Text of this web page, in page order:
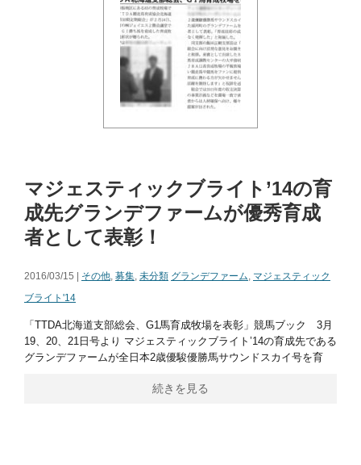
マジェスティックブライト’14の育
成先グランデファームが優秀育成
者として表彰！
2016/03/15 | その他 募集 未分類 グランデファーム マジェスティック
ブライト'14
「TTDA北海道支部総会、G1馬育成牧場を表彰」競馬ブック 3月
19、20、21日号より マジェスティックブライト’14の育成先である
グランデファームが全日本2歳優駿優勝馬サウンドスカイ号を育
続きを見る